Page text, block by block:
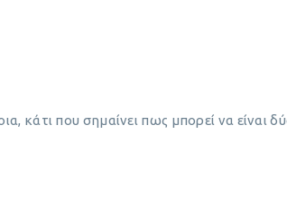
κάτι που σημαίνει πως μπορεί να είναι